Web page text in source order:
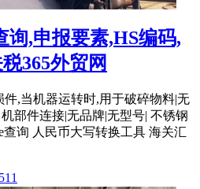
询,申报要素,HS编码,
365外贸网
件,当机器运转时,用于破碎物料|无
部件连接|无品牌|无型号| 不锈钢
查询 人民币大写转换工具 海关汇